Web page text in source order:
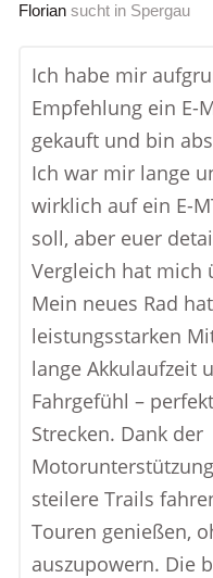
Florian sucht in Spergau
Ich habe mir
Empfehlung ein E-
gekauft und bin
Ich war mir lange
wirklich auf ein E-
soll, aber euer
Vergleich hat mich
Mein neues Rad
leistungsstarken
lange Akkulaufzeit
Fahrgefühl –
Strecken. Dank der
steilere Trails
Touren genießen,
auszupowern. Die